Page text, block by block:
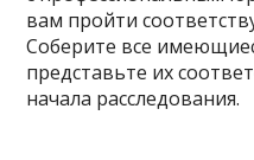
вам пройти
Соберите все
представьте их
начала расследования.